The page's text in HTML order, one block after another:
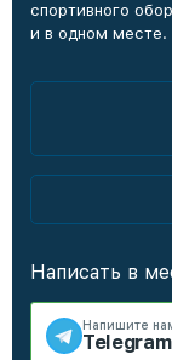
спортивного
и в одном месте.
Написать в
Напишите
Telegram